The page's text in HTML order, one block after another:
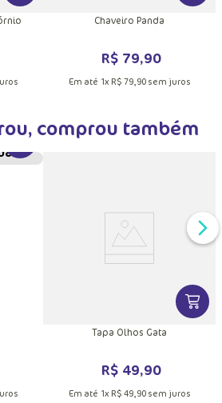
Chaveiro Panda
R$ 79,90
Em até 1x R$ 79,90sem juros
comprou também
VER
Tapa Olhos Gata
R$ 49,90
Em até 1x R$ 49,90sem juros